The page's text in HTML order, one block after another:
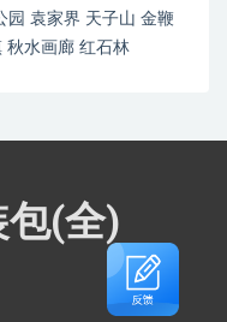
园 袁家界 天子山 金鞭
秋水画廊 红石林
包(全)